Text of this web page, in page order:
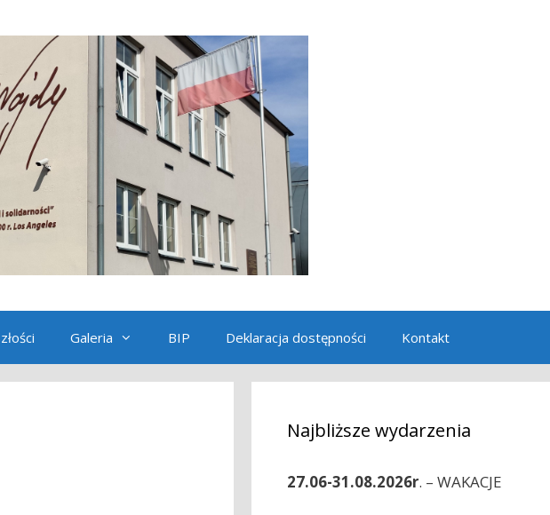
Galeria BIP Deklaracja dostępności Kontakt
Najbliższe wydarzenia
27.06-31.08.2026r. – WAKACJE